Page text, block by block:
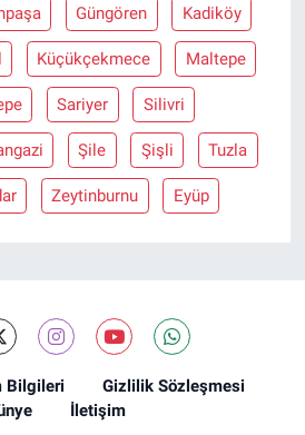
Güngören Kadiköy
Küçükçekmece Maltepe
Sariyer Silivri
Şile Şişli Tuzla
Zeytinburnu Eyüp
Bilgileri
Gizlilik Sözleşmesi
İletişim